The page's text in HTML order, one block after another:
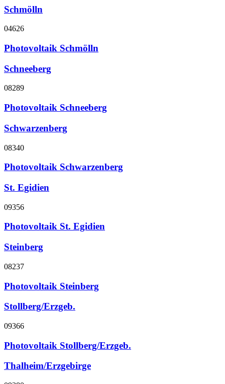
Schmölln
04626
Photovoltaik Schmölln
Schneeberg
08289
Photovoltaik Schneeberg
Schwarzenberg
08340
Photovoltaik Schwarzenberg
St. Egidien
09356
Photovoltaik St. Egidien
Steinberg
08237
Photovoltaik Steinberg
Stollberg/Erzgeb.
09366
Photovoltaik Stollberg/Erzgeb.
Thalheim/Erzgebirge